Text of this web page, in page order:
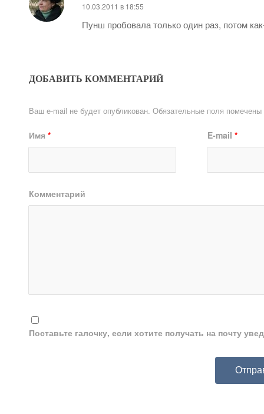
10.03.2011 в 18:55
Пунш пробовала только один раз, потом
ДОБАВИТЬ КОММЕНТАРИЙ
Ваш e-mail не будет опубликован. Обязательные поля помечены
Имя * E-mail *
Комментарий
Поставьте галочку, если хотите получать на почту